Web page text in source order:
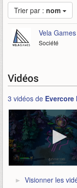
Trier par : nom
Vela Games
Société
Vidéos
3 vidéos de Evercore
Visionner les